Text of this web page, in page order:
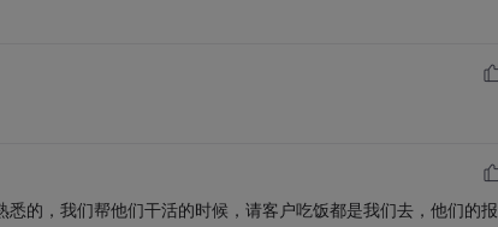
的，我们帮他们干活的时候，请客户吃饭都是我们去，他们的报